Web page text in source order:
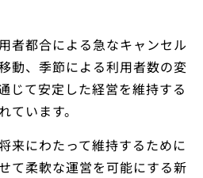
者都合による急なキャンセル
動、季節による利用者数の変
じて安定した経営を維持する
ています。
来にわたって維持するために
て柔軟な運営を可能にする新